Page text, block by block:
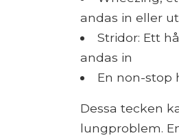
andas in eller ut
Stridor: Ett
andas in
En non-stop
Dessa tecken
lungproblem.